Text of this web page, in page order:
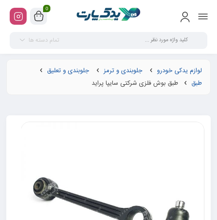
0
تمام دسته ها
لوازم یدکی خودرو جلوبندی و ترمز
جلوبندی و تعلیق
طبق
طبق بوش فلزی شرکتی سایپا پراید